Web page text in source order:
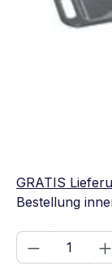
GRATIS
Bestellung
Produkt